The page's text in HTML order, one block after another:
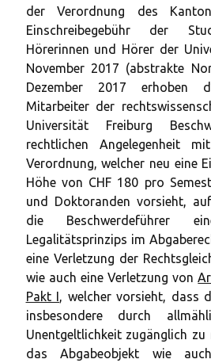
der Verordnung des
Einschreibegebühr der
Hörerinnen und Hörer der
November 2017 (abstrakte
Dezember 2017 erhoben
Mitarbeiter der
Universität Freiburg
rechtlichen Angelegenheit
Verordnung, welcher neu eine
Höhe von CHF 180 pro
und Doktoranden vorsieht,
die Beschwerdeführer
Legalitätsprinzips im
eine Verletzung der
wie auch eine Verletzung von
Pakt I, welcher vorsieht, dass
insbesondere durch
Unentgeltlichkeit zugänglich
das Abgabeobjekt wie